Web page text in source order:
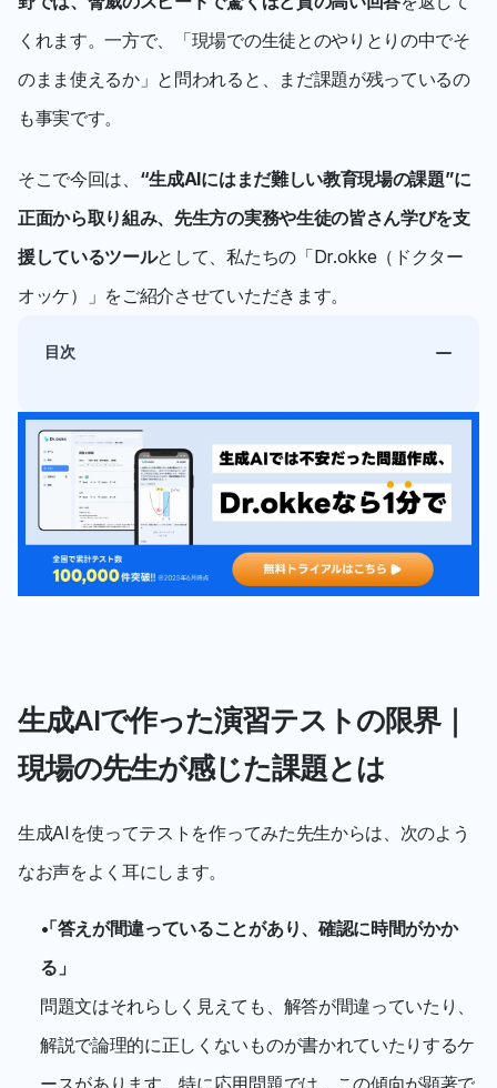
くれます。一方で、「現場での生徒とのやりとりの中でそ
のまま使えるか」と問われると、まだ課題が残っているの
も事実です。
そこで今回は、 “生成AIにはまだ難しい教育現場の課題”に
正面から取り組み、先生方の実務や生徒の皆さん学びを支
援しているツールとして、私たちの「Dr.okke（ドクター
オッケ）」をご紹介させていただきます。
目次
生成AIで作った演習テストの限界｜
現場の先生が感じた課題とは
生成AIを使ってテストを作ってみた先生からは、次のよう
なお声をよく耳にします。
「答えが間違っていることがあり、確認に時間がかか
る」
問題文はそれらしく見えても、解答が間違っていたり、
解説で論理的に正しくないものが書かれていたりするケ